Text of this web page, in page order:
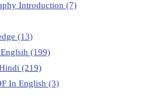
Introduction (7)
(13)
(199)
(219)
In English (3)